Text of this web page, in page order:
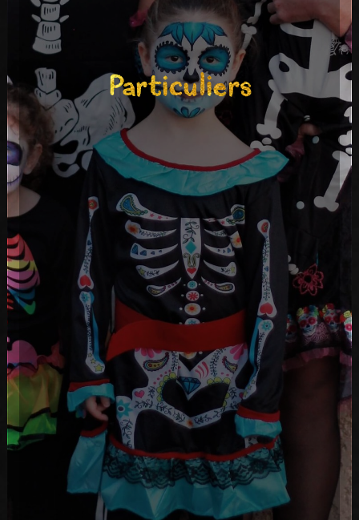
Particuliers